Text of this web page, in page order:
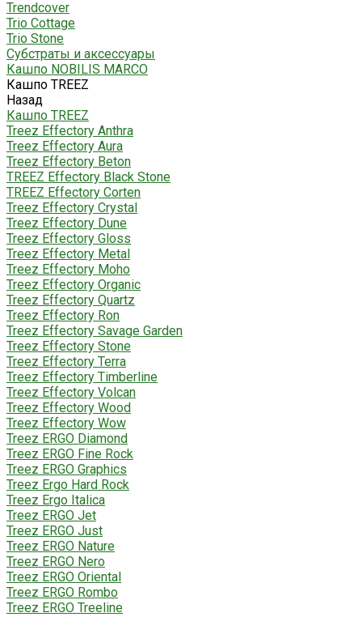
Trendcover
Trio Cottage
Trio Stone
Субстраты и аксессуары
Кашпо NOBILIS MARCO
Кашпо TREEZ
Назад
Кашпо TREEZ
Treez Effectory Anthra
Treez Effectory Aura
Treez Effectory Beton
TREEZ Effectory Black Stone
TREEZ Effectory Corten
Treez Effectory Crystal
Treez Effectory Dune
Treez Effectory Gloss
Treez Effectory Metal
Treez Effectory Moho
Treez Effectory Organic
Treez Effectory Quartz
Treez Effectory Ron
Treez Effectory Savage Garden
Treez Effectory Stone
Treez Effectory Terra
Treez Effectory Timberline
Treez Effectory Volcan
Treez Effectory Wood
Treez Effectory Wow
Treez ERGO Diamond
Treez ERGO Fine Rock
Treez ERGO Graphics
Treez Ergo Hard Rock
Treez Ergo Italica
Treez ERGO Jet
Treez ERGO Just
Treez ERGO Nature
Treez ERGO Nero
Treez ERGO Oriental
Treez ERGO Rombo
Treez ERGO Treeline